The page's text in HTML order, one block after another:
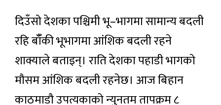
दिउँसो देशका पश्चिमी भू–भागमा सामान्य बदली
रहि बाँँकी भूभागमा आंशिक बदली रहने
शाक्याले बताइन्। राति देशका पहाडी भागको
मौसम आंशिक बदली रहनेछ। आज बिहान
काठमाडौ उपत्यकाको न्युनतम तापक्रम ८